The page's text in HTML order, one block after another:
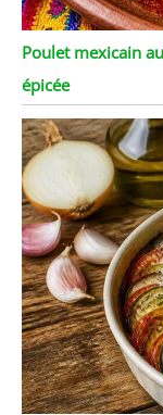
Poulet mexicain
épicée